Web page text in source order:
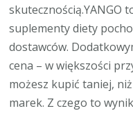
skutecznością.YANGO
suplementy diety
dostawców.
cena – w większości
możesz kupić taniej,
marek. Z czego to